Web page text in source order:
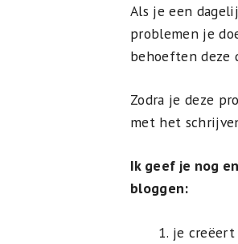
Als je een
problemen je
behoeften deze
Zodra je deze
met het
Ik geef je nog
bloggen:
je creëert